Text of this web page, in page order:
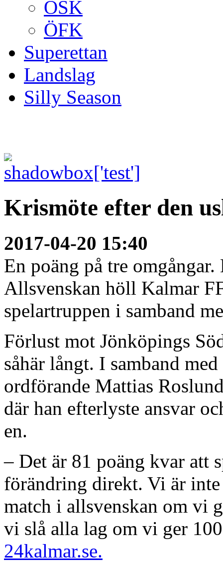
ÖSK
ÖFK
Superettan
Landslag
Silly Season
Krismöte efter den
2017-04-20 15:40
En poäng på tre
Allsvenskan höll Kalmar
spelartruppen i samband
Förlust mot Jönköpings
såhär långt. I samband
ordförande Mattias
där han efterlyste ansvar
en.
– Det är 81 poäng kvar att
förändring direkt. Vi är inte
match i allsvenskan om vi
vi slå alla lag om vi ger
24kalmar.se.